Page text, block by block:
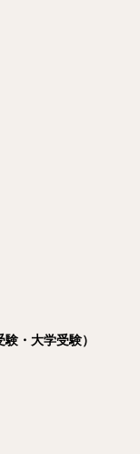
・大学受験）